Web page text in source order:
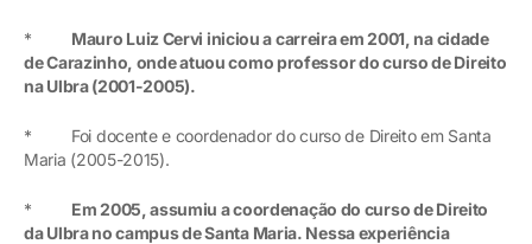
* Mauro Luiz Cervi iniciou a carreira em 2001, na cidade
de Carazinho, onde atuou como professor do curso de Direito
na Ulbra (2001-2005).
* Foi docente e coordenador do curso de Direito em Santa
Maria (2005-2015).
* Em 2005, assumiu a coordenação do curso de Direito
da Ulbra no campus de Santa Maria. Nessa experiência